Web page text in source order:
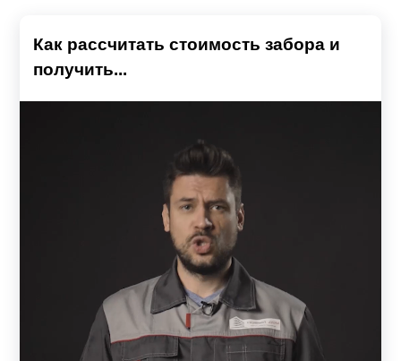
Как рассчитать стоимость забора и
получить...